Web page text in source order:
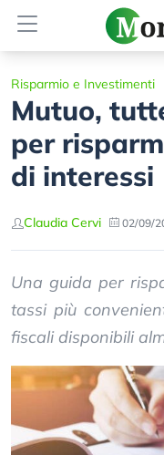
Risparmio e Investimenti
Mutuo,
per
di interessi
Claudia Cervi 02/09/
Una guida per
tassi più
fiscali disponibili